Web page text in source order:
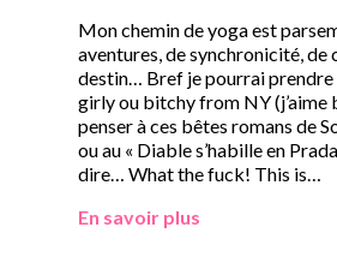
Mon chemin de yoga est
aventures, de synchronicité, de
destin… Bref je pourrai
girly ou bitchy from NY (j’aime
penser à ces bêtes romans de
ou au « Diable s’habille en
dire… What the fuck! This is…
En savoir plus